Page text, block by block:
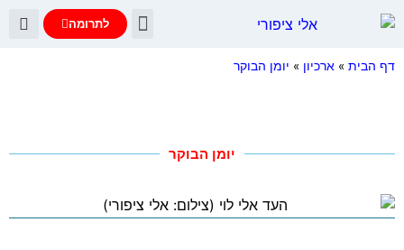
לתרומה
דף הבית » ארכיון » יומן הבוקר
יומן הבוקר